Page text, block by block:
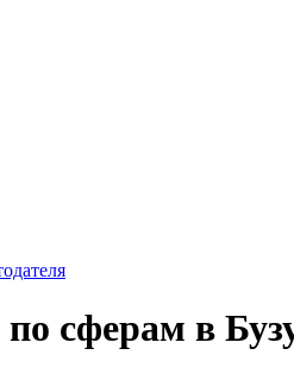
сферам в